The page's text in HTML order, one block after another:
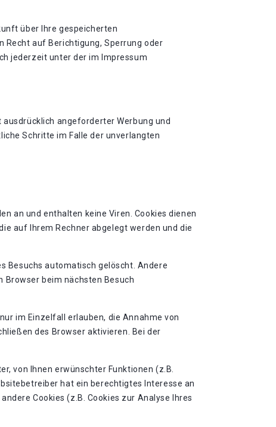
über Ihre gespeicherten
Recht auf Berichtigung, Sperrung oder
jederzeit unter der im Impressum
angeforderter Werbung und
Schritte im Falle der unverlangten
an und enthalten keine Viren. Cookies dienen
auf Ihrem Rechner abgelegt werden und die
Besuchs automatisch gelöscht. Andere
Browser beim nächsten Besuch
im Einzelfall erlauben, die Annahme von
des Browser aktivieren. Bei der
von Ihnen erwünschter Funktionen (z.B.
hat ein berechtigtes Interesse an
Cookies (z.B. Cookies zur Analyse Ihres